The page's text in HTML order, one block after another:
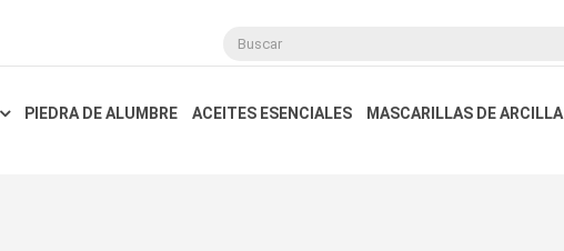
PIEDRA DE ALUMBRE ACEITES ESENCIALES MASCARILLAS DE ARCILLA